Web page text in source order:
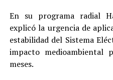
En su programa radial
explicó la urgencia de
estabilidad del Sistema
impacto medioambiental
meses.